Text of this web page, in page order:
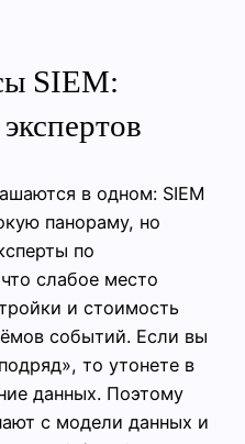
SIEM:
в одном: SIEM
панораму, но
по
слабое место
и стоимость
событий. Если вы
то утонете в
данных. Поэтому
с модели данных и